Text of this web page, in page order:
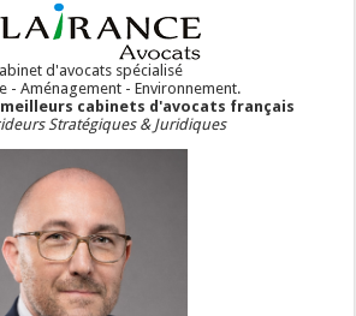
d'avocats spécialisé
- Aménagement - Environnement.
meilleurs cabinets d'avocats français
Stratégiques & Juridiques